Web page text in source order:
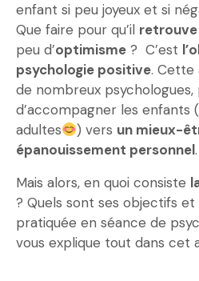
enfant si peu joyeux et si
Que faire pour qu’il retrouve
peu d’optimisme ? C’est
psychologie positive. Cette
de nombreux
d’accompagner les enfants
adultes
) vers un mieux-
épanouissement personnel.
Mais alors, en quoi consiste
? Quels sont ses objectifs
pratiquée en séance de
vous explique tout dans cet